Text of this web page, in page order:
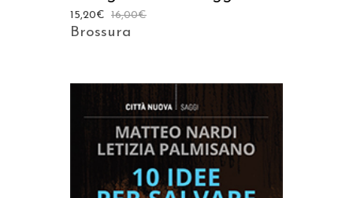
16,00€
15,20€
Brossura